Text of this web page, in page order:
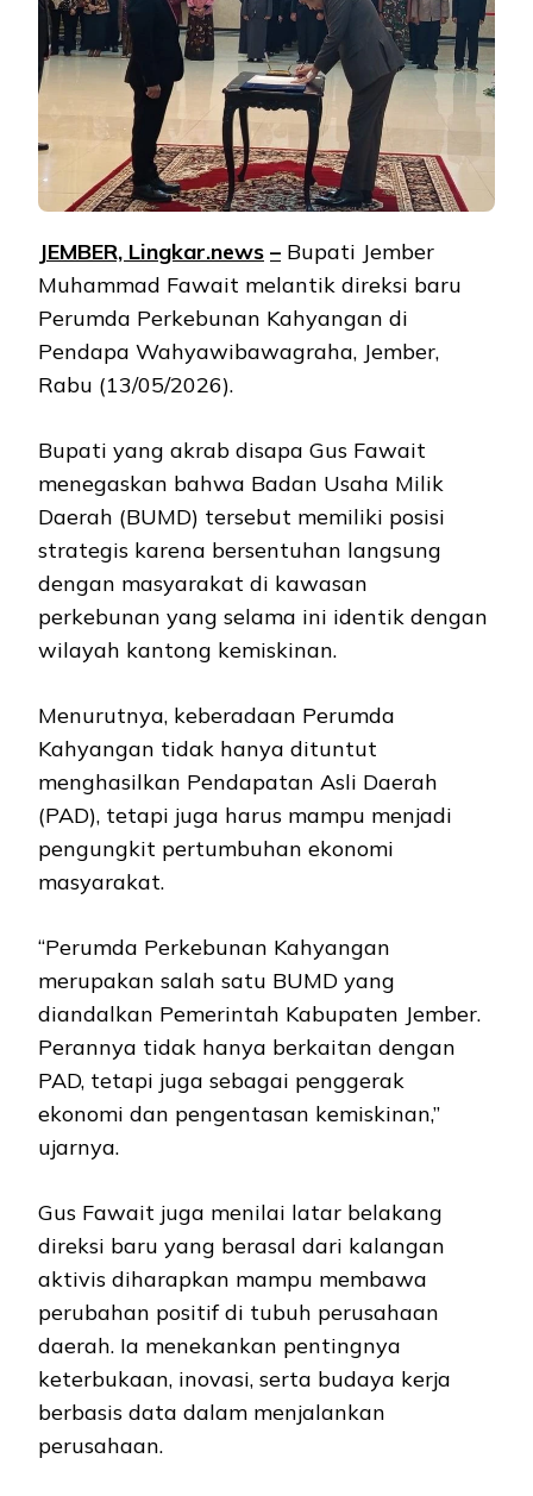
JEMBER, Lingkar.news – Bupati Jember
Muhammad Fawait melantik direksi baru
Perumda Perkebunan Kahyangan di
Pendapa Wahyawibawagraha, Jember,
Rabu (13/05/2026).
Bupati yang akrab disapa Gus Fawait
menegaskan bahwa Badan Usaha Milik
Daerah (BUMD) tersebut memiliki posisi
strategis karena bersentuhan langsung
dengan masyarakat di kawasan
perkebunan yang selama ini identik dengan
wilayah kantong kemiskinan.
Menurutnya, keberadaan Perumda
Kahyangan tidak hanya dituntut
menghasilkan Pendapatan Asli Daerah
(PAD), tetapi juga harus mampu menjadi
pengungkit pertumbuhan ekonomi
masyarakat.
“Perumda Perkebunan Kahyangan
merupakan salah satu BUMD yang
diandalkan Pemerintah Kabupaten Jember.
Perannya tidak hanya berkaitan dengan
PAD, tetapi juga sebagai penggerak
ekonomi dan pengentasan kemiskinan,”
ujarnya.
Gus Fawait juga menilai latar belakang
direksi baru yang berasal dari kalangan
aktivis diharapkan mampu membawa
perubahan positif di tubuh perusahaan
daerah. Ia menekankan pentingnya
keterbukaan, inovasi, serta budaya kerja
berbasis data dalam menjalankan
perusahaan.